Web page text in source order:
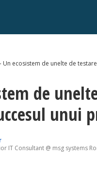
Un ecosistem de unelte de
de
unui
IT Consultant @ msg systems